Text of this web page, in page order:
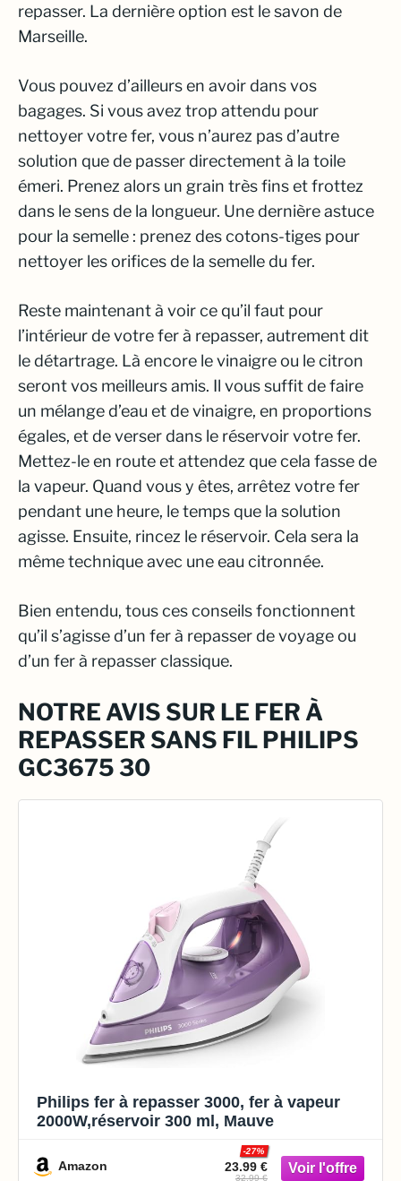
repasser. La dernière option est le savon de
Marseille.
Vous pouvez d’ailleurs en avoir dans vos
bagages. Si vous avez trop attendu pour
nettoyer votre fer, vous n’aurez pas d’autre
solution que de passer directement à la toile
émeri. Prenez alors un grain très fins et frottez
dans le sens de la longueur. Une dernière astuce
pour la semelle : prenez des cotons-tiges pour
nettoyer les orifices de la semelle du fer.
Reste maintenant à voir ce qu’il faut pour
l’intérieur de votre fer à repasser, autrement dit
le détartrage. Là encore le vinaigre ou le citron
seront vos meilleurs amis. Il vous suffit de faire
un mélange d’eau et de vinaigre, en proportions
égales, et de verser dans le réservoir votre fer.
Mettez-le en route et attendez que cela fasse de
la vapeur. Quand vous y êtes, arrêtez votre fer
pendant une heure, le temps que la solution
agisse. Ensuite, rincez le réservoir. Cela sera la
même technique avec une eau citronnée.
Bien entendu, tous ces conseils fonctionnent
qu’il s’agisse d’un fer à repasser de voyage ou
d’un fer à repasser classique.
NOTRE AVIS SUR LE FER À
REPASSER SANS FIL PHILIPS
GC3675 30
Philips fer à repasser 3000, fer à vapeur
2000W,réservoir 300 ml, Mauve
Amazon 23.99 €
-27%
32.99 €